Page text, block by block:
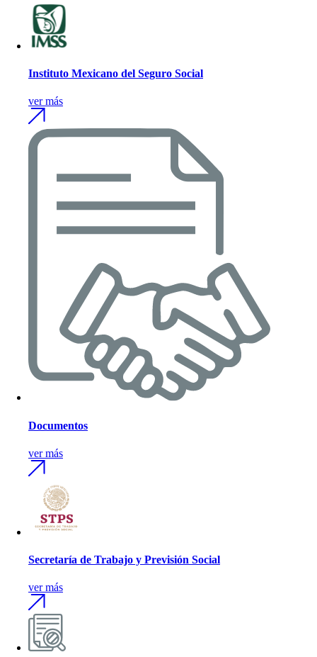
Instituto Mexicano del Seguro Social
ver más
Documentos
ver más
Secretaría de Trabajo y Previsión Social
ver más